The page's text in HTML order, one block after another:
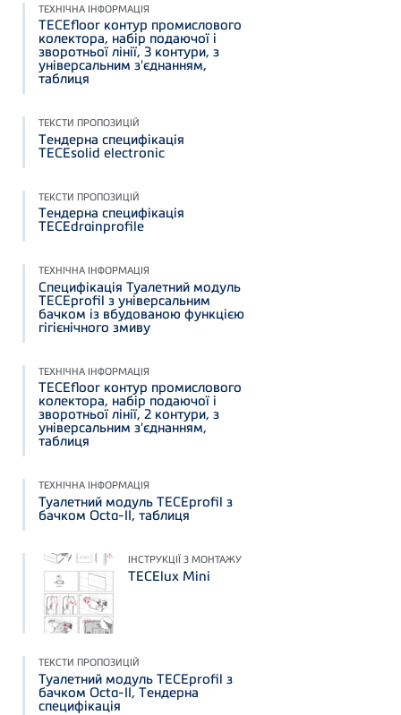
ТЕХНІЧНА ІНФОРМАЦІЯ
TECEfloor контур промислового
колектора, набір подаючої і
зворотньої лінії, 3 контури, з
універсальним з'єднанням,
таблиця
ТЕКСТИ ПРОПОЗИЦІЙ
Тендерна специфікація
TECEsolid electronic
ТЕКСТИ ПРОПОЗИЦІЙ
Тендерна специфікація
TECEdrainprofile
ТЕХНІЧНА ІНФОРМАЦІЯ
Специфікація Туалетний модуль
TECEprofil з універсальним
бачком із вбудованою функцією
гігієнічного змиву
ТЕХНІЧНА ІНФОРМАЦІЯ
TECEfloor контур промислового
колектора, набір подаючої і
зворотньої лінії, 2 контури, з
універсальним з'єднанням,
таблиця
ТЕХНІЧНА ІНФОРМАЦІЯ
Туалетний модуль TECEprofil з
бачком Octa-II, таблиця
ІНСТРУКЦІЇ З МОНТАЖУ
TECElux Mini
ТЕКСТИ ПРОПОЗИЦІЙ
Туалетний модуль TECEprofil з
бачком Octa-II, Тендерна
специфікація